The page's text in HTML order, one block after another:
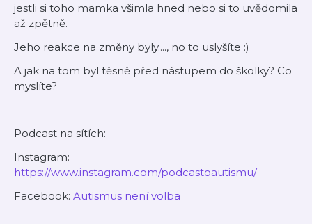
jestli si toho mamka všimla hned nebo si to uvědomila
až zpětně.
Jeho reakce na změny byly...., no to uslyšíte :)
A jak na tom byl těsně před nástupem do školky? Co
myslíte?
Podcast na sítích:
Instagram:
https://www.instagram.com/podcastoautismu/
Facebook: Autismus není volba